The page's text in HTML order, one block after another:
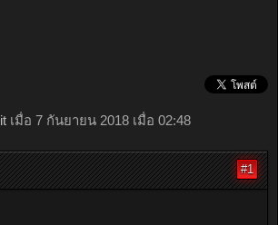
เมื่อ 7 กันยายน 2018 เมื่อ 02:48
#1